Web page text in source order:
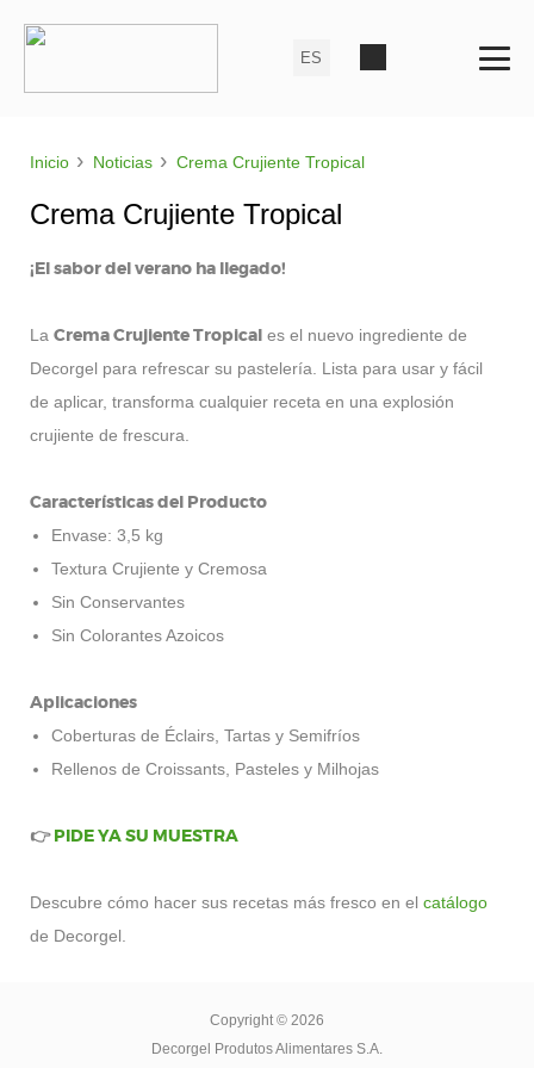
Inicio › Noticias › Crema Crujiente Tropical
Crema Crujiente Tropical
¡El sabor del verano ha llegado!
La Crema Crujiente Tropical es el nuevo ingrediente de
Decorgel para refrescar su pastelería. Lista para usar y fácil
de aplicar, transforma cualquier receta en una explosión
crujiente de frescura.
Características del Producto
Envase: 3,5 kg
Textura Crujiente y Cremosa
Sin Conservantes
Sin Colorantes Azoicos
Aplicaciones
Coberturas de Éclairs, Tartas y Semifríos
Rellenos de Croissants, Pasteles y Milhojas
👉PIDE YA SU MUESTRA
Descubre cómo hacer sus recetas más fresco en el catálogo
de Decorgel.
Copyright © 2026
Decorgel Produtos Alimentares S.A.